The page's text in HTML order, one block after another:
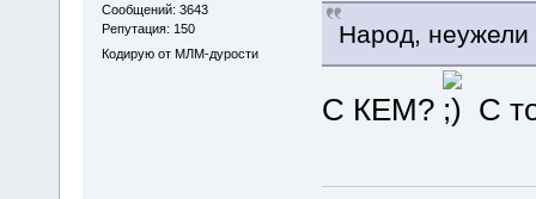
Сообщений: 3643
Репутация: 150
Кодирую от МЛМ-дурости
Народ, неужели
С КЕМ? С